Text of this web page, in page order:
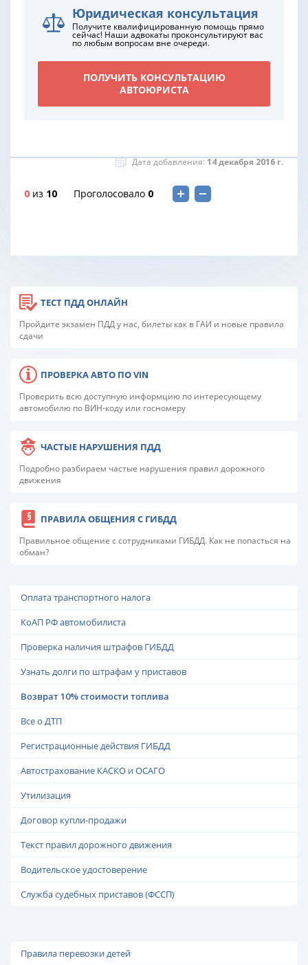
Юридическая консультация
Получите квалифицированную помощь прямо
сейчас! Наши адвокаты проконсультируют вас
по любым вопросам вне очереди.
ПОЛУЧИТЬ КОНСУЛЬТАЦИЮ
АВТОЮРИСТА
Дата добавления:14 декабря 2016 г.
0 из 10 Проголосовало 0
ТЕСТ ПДД ОНЛАЙН
Пройдите экзамен ПДД у нас, билеты как в ГАИ и новые правила
сдачи
ПРОВЕРКА АВТО ПО VIN
Проверить всю доступную информцию по интересующему
автомобилю по ВИН-коду или госномеру
ЧАСТЫЕ НАРУШЕНИЯ ПДД
Подробно разбираем частые нарушения правил дорожного
движения
ПРАВИЛА ОБЩЕНИЯ С ГИБДД
Правильное общение с сотрудниками ГИБДД. Как не попасться на
обман?
Оплата транспортного налога
КоАП РФ автомобилиста
Проверка наличия штрафов ГИБДД
Узнать долги по штрафам у приставов
Возврат 10% стоимости топлива
Все о ДТП
Регистрационные действия ГИБДД
Автострахование КАСКО и ОСАГО
Утилизация
Договор купли-продажи
Текст правил дорожного движения
Водительское удостоверение
Служба судебных приставов (ФССП)
Правила перевозки детей